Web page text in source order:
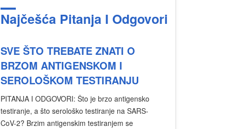
Najčešća Pitanja I Odgovori
SVE ŠTO TREBATE ZNATI O
BRZOM ANTIGENSKOM I
SEROLOŠKOM TESTIRANJU
PITANJA I ODGOVORI: Što je brzo antigensko
testiranje, a što serološko testiranje na SARS-
CoV-2? Brzim antigenskim testiranjem se